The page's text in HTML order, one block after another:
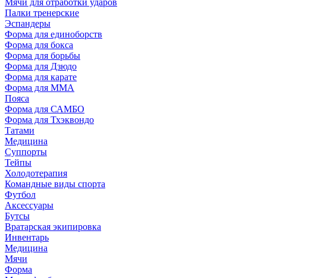
Мячи для отработки ударов
Палки тренерские
Эспандеры
Форма для единоборств
Форма для бокса
Форма для борьбы
Форма для Дзюдо
Форма для карате
Форма для MMA
Пояса
Форма для САМБО
Форма для Тхэквондо
Татами
Медицина
Суппорты
Тейпы
Холодотерапия
Командные виды спорта
Футбол
Аксессуары
Бутсы
Вратарская экипировка
Инвентарь
Медицина
Мячи
Форма